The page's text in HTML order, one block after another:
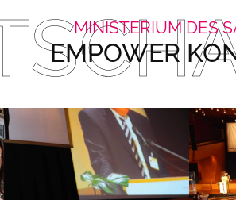
MINISTERIUM DES
EMPOWER